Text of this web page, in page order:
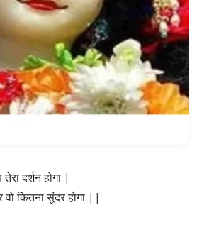
दर्शन होगा |
वो कितना सुंदर होगा ||